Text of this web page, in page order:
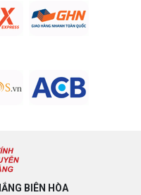
theo ngân sách từ 10
theo ngân sách từ 10-40 triệu:
sai tương thích. Tư vấn miễn
Thắng.
VOUCHER ĐẾN 800K
BIÊN HÒA​